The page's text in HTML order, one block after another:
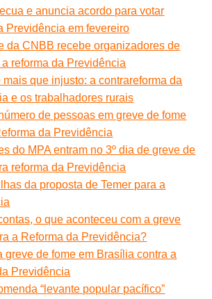
e anuncia acordo para votar
Previdência em fevereiro
da CNBB recebe organizadores de
reforma da Previdência
mais que injusto: a contrareforma da
e os trabalhadores rurais
de pessoas em greve de fome
da Previdência
do MPA entram no 3º dia de greve de
reforma da Previdência
da proposta de Temer para a
o que aconteceu com a greve
a Reforma da Previdência?
greve de fome em Brasília contra a
Previdência
“levante popular pacífico”